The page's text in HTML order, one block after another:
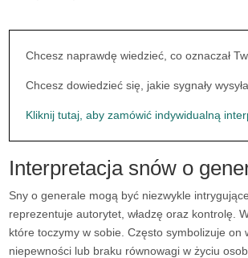
Chcesz naprawdę wiedzieć, co oznaczał
Chcesz dowiedzieć się, jakie sygnały
Kliknij tutaj, aby zamówić indywidualną
Interpretacja snów o
Sny o generale mogą być niezwykle
reprezentuje autorytet, władzę oraz kontrolę.
które toczymy w sobie. Często symbolizuje on
niepewności lub braku równowagi w życiu